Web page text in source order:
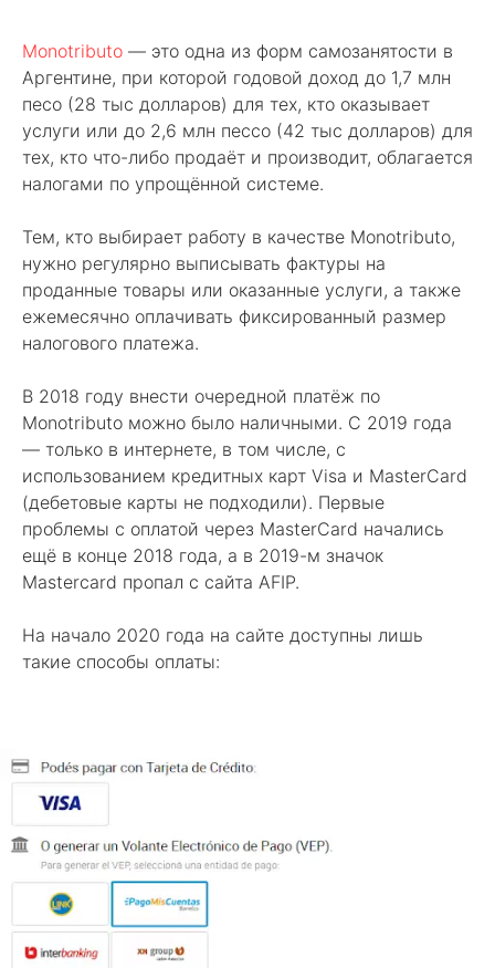
Monotributo — это одна из форм самозанятости в
Аргентине, при которой годовой доход до 1,7 млн
песо (28 тыс долларов) для тех, кто оказывает
услуги или до 2,6 млн пессо (42 тыс долларов) для
тех, кто что-либо продаёт и производит, облагается
налогами по упрощённой системе.
Тем, кто выбирает работу в качестве Monotributo,
нужно регулярно выписывать фактуры на
проданные товары или оказанные услуги, а также
ежемесячно оплачивать фиксированный размер
налогового платежа.
В 2018 году внести очередной платёж по
Monotributo можно было наличными. С 2019 года
— только в интернете, в том числе, с
использованием кредитных карт Visa и MasterCard
(дебетовые карты не подходили). Первые
проблемы с оплатой через MasterCard начались
ещё в конце 2018 года, а в 2019-м значок
Mastercard пропал с сайта AFIP.
На начало 2020 года на сайте доступны лишь
такие способы оплаты: